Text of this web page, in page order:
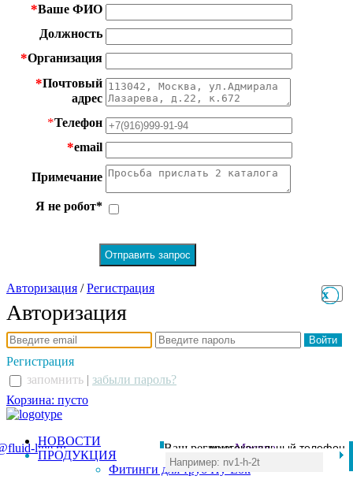
*Ваше ФИО
Должность
*Организация
*Почтовый
адрес
*Телефон
*email
Примечание
Я не робот*
Авторизация /Регистрация x
x
Авторизация
Регистрация
запомнить | забыли пароль?
Корзина: пусто
line.ru многоканальный телефон
+7 (495) 984-41-00
Ваш регион:Москва
НОВОСТИ
ПРОДУКЦИЯ
Фитинги для труб Hy-Lok